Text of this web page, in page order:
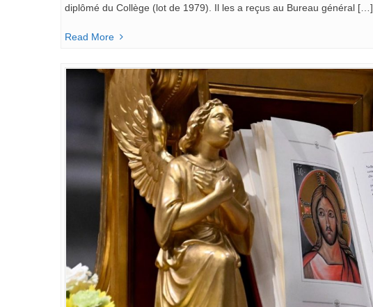
diplômé du Collège (lot de 1979). Il les a reçus au Bureau général […]
Read More